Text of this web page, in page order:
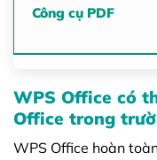
Công cụ PDF
WPS Office có
Office trong
WPS Office hoàn